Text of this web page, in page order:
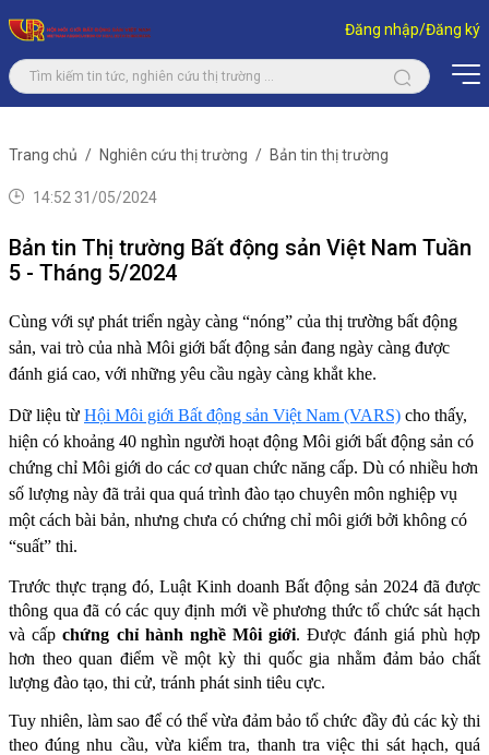
Đăng nhập/Đăng ký
Trang chủ Nghiên cứu thị trường Bản tin thị trường
14:52 31/05/2024
Bản tin Thị trường Bất động sản Việt Nam Tuần
5 - Tháng 5/2024
Cùng với sự phát triển ngày càng “nóng” của thị trường bất động
sản, vai trò của nhà Môi giới bất động sản đang ngày càng được
đánh giá cao, với những yêu cầu ngày càng khắt khe.
Dữ liệu từ Hội Môi giới Bất động sản Việt Nam (VARS) cho thấy,
hiện có khoảng 40 nghìn người hoạt động Môi giới bất động sản có
chứng chỉ Môi giới do các cơ quan chức năng cấp. Dù có nhiều hơn
số lượng này đã trải qua quá trình đào tạo chuyên môn nghiệp vụ
một cách bài bản, nhưng chưa có chứng chỉ môi giới bởi không có
“suất” thi.
Trước thực trạng đó, Luật Kinh doanh Bất động sản 2024 đã được
thông qua đã có các quy định mới về phương thức tổ chức sát hạch
và cấp chứng chỉ hành nghề Môi giới. Được đánh giá phù hợp
hơn theo quan điểm về một kỳ thi quốc gia nhằm đảm bảo chất
lượng đào tạo, thi cử, tránh phát sinh tiêu cực.
Tuy nhiên, làm sao để có thể vừa đảm bảo tổ chức đầy đủ các kỳ thi
theo đúng nhu cầu, vừa kiểm tra, thanh tra việc thi sát hạch, quá